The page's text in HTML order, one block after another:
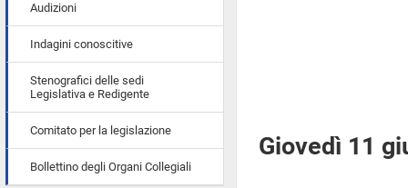
Audizioni
Indagini conoscitive
Stenografici delle sedi
Legislativa e Redigente
Comitato per la legislazione
Bollettino degli Organi Collegiali
Giovedì 11